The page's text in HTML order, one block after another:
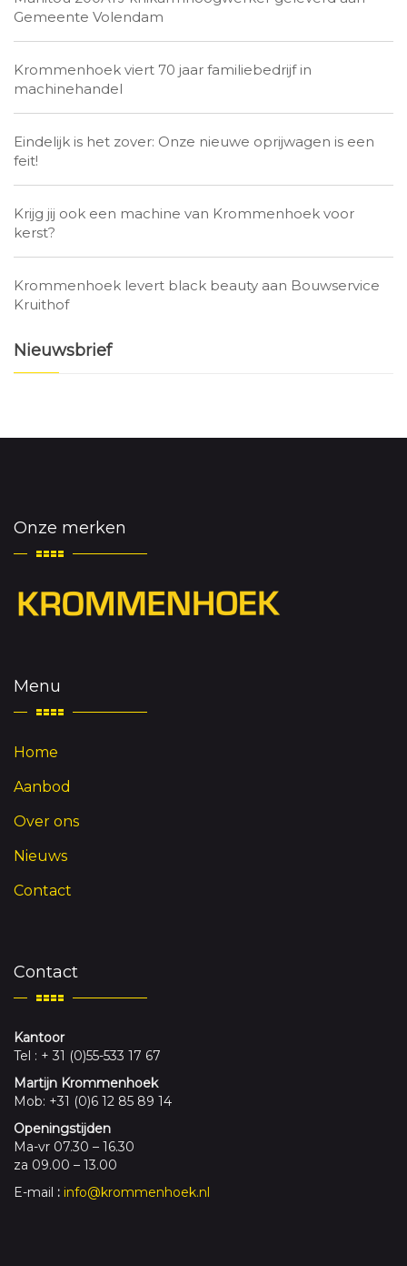
Gemeente Volendam
Krommenhoek viert 70 jaar familiebedrijf in
machinehandel
Eindelijk is het zover: Onze nieuwe oprijwagen is een
feit!
Krijg jij ook een machine van Krommenhoek voor
kerst?
Krommenhoek levert black beauty aan Bouwservice
Kruithof
Nieuwsbrief
Onze merken
Menu
Home
Aanbod
Over ons
Nieuws
Contact
Contact
Kantoor
Tel : + 31 (0)55-533 17 67
Martijn Krommenhoek
Mob: +31 (0)6 12 85 89 14
Openingstijden
Ma-vr 07.30 – 16.30
za 09.00 – 13.00
E-mail : info@krommenhoek.nl